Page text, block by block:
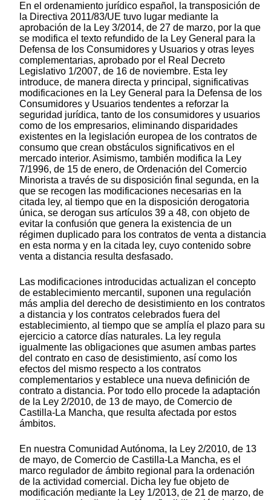
En el ordenamiento jurídico español, la transposición de
la Directiva 2011/83/UE tuvo lugar mediante la
aprobación de la Ley 3/2014, de 27 de marzo, por la que
se modifica el texto refundido de la Ley General para la
Defensa de los Consumidores y Usuarios y otras leyes
complementarias, aprobado por el Real Decreto
Legislativo 1/2007, de 16 de noviembre. Esta ley
introduce, de manera directa y principal, significativas
modificaciones en la Ley General para la Defensa de los
Consumidores y Usuarios tendentes a reforzar la
seguridad jurídica, tanto de los consumidores y usuarios
como de los empresarios, eliminando disparidades
existentes en la legislación europea de los contratos de
consumo que crean obstáculos significativos en el
mercado interior. Asimismo, también modifica la Ley
7/1996, de 15 de enero, de Ordenación del Comercio
Minorista a través de su disposición final segunda, en la
que se recogen las modificaciones necesarias en la
citada ley, al tiempo que en la disposición derogatoria
única, se derogan sus artículos 39 a 48, con objeto de
evitar la confusión que genera la existencia de un
régimen duplicado para los contratos de venta a distancia
en esta norma y en la citada ley, cuyo contenido sobre
venta a distancia resulta desfasado.
Las modificaciones introducidas actualizan el concepto
de establecimiento mercantil, suponen una regulación
más amplia del derecho de desistimiento en los contratos
a distancia y los contratos celebrados fuera del
establecimiento, al tiempo que se amplía el plazo para su
ejercicio a catorce días naturales. La ley regula
igualmente las obligaciones que asumen ambas partes
del contrato en caso de desistimiento, así como los
efectos del mismo respecto a los contratos
complementarios y establece una nueva definición de
contrato a distancia. Por todo ello procede la adaptación
de la Ley 2/2010, de 13 de mayo, de Comercio de
Castilla-La Mancha, que resulta afectada por estos
ámbitos.
En nuestra Comunidad Autónoma, la Ley 2/2010, de 13
de mayo, de Comercio de Castilla-La Mancha, es el
marco regulador de ámbito regional para la ordenación
de la actividad comercial. Dicha ley fue objeto de
modificación mediante la Ley 1/2013, de 21 de marzo, de